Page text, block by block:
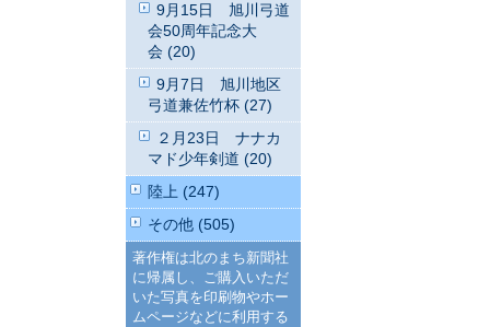
9月15日 旭川弓道
会50周年記念大
会 (20)
9月7日 旭川地区
弓道兼佐竹杯 (27)
２月23日 ナナカ
マド少年剣道 (20)
陸上 (247)
その他 (505)
著作権は北のまち新聞社
に帰属し、ご購入いただ
いた写真を印刷物やホー
ムページなどに利用する